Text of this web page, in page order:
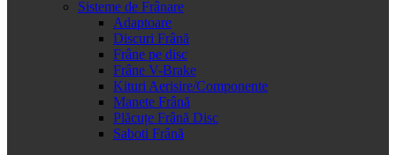
Sisteme de Frânare
Adaptoare
Discuri Frână
Frâne pe disc
Frâne V-Brake
Kituri Aerisire/Componente
Manete Frână
Plăcuțe Frână Disc
Saboti Frână